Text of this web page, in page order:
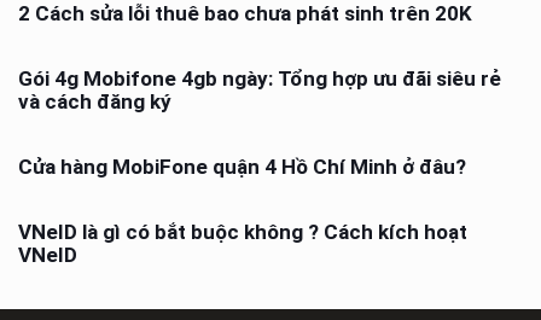
2 Cách sửa lỗi thuê bao chưa phát sinh trên 20K
Gói 4g Mobifone 4gb ngày: Tổng hợp ưu đãi siêu rẻ
và cách đăng ký
Cửa hàng MobiFone quận 4 Hồ Chí Minh ở đâu?
VNeID là gì có bắt buộc không ? Cách kích hoạt
VNeID